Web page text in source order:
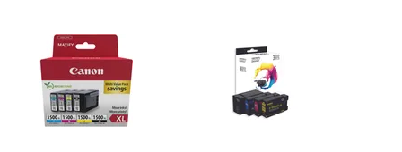
Compatible avec technologie
Type de consommable Cartouche d'encre
Caractéristiques générales